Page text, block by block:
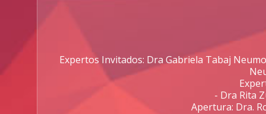
Expertos Invitados: Dra Gabriela Tabaj
- Dra Rita
Apertura: Dra.